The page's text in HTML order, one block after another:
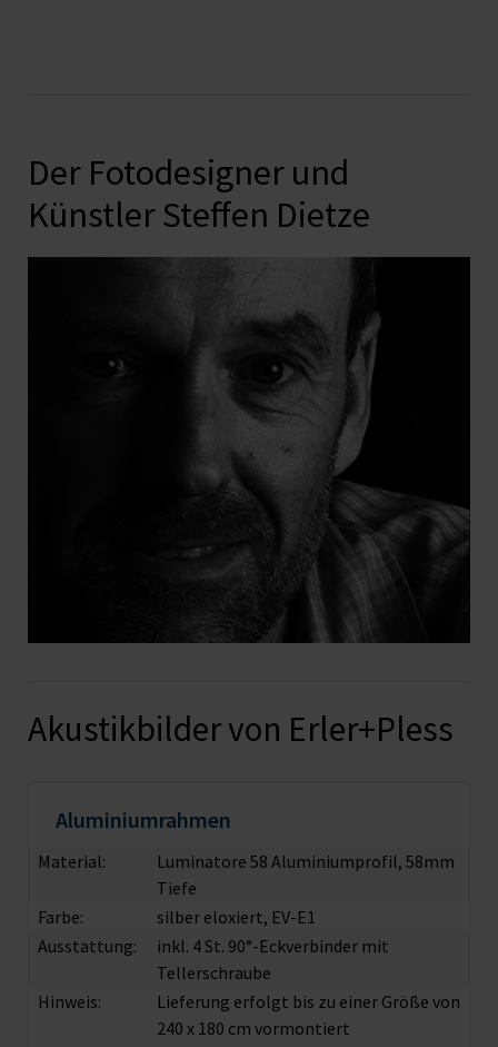
Der Fotodesigner und
Künstler Steffen Dietze
Akustikbilder von Erler+Pless
Aluminiumrahmen
Material:
Luminatore 58 Aluminiumprofil, 58mm
Tiefe
Farbe:
silber eloxiert, EV-E1
Ausstattung:
inkl. 4 St. 90°-Eckverbinder mit
Tellerschraube
Hinweis:
Lieferung erfolgt bis zu einer Größe von
240 x 180 cm vormontiert